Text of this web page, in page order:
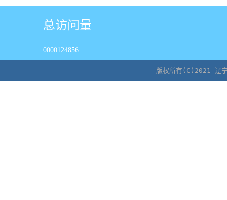
总访问量
0000124856
版权所有(C)2021 辽